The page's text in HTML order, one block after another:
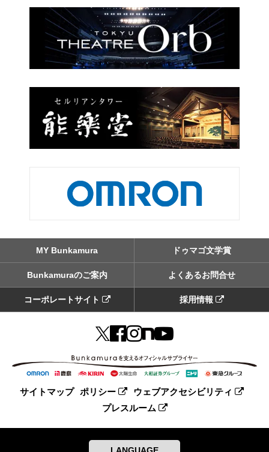
MY Bunkamura ドゥマゴ文学賞
Bunkamuraのご案内 よくあるお問合せ
コーポレートサイト 採用情報
サイトマップ ポリシー
ウェブアクセシビリティ
プレスルーム